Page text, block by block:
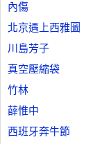
內傷
北京遇上西雅圖
川島芳子
真空壓縮袋
竹林
薛惟中
西班牙奔牛節